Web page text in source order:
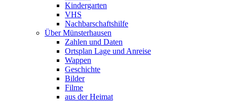
Kindergarten
VHS
Nachbarschaftshilfe
Über Münsterhausen
Zahlen und Daten
Ortsplan Lage und Anreise
Wappen
Geschichte
Bilder
Filme
aus der Heimat